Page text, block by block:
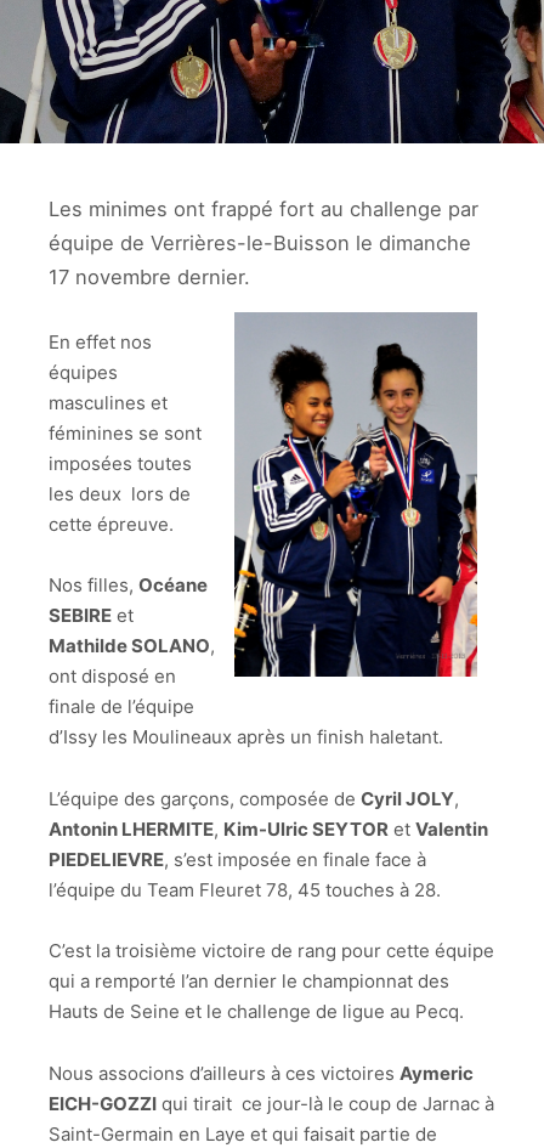
Les minimes ont frappé fort au challenge par
équipe de Verrières-le-Buisson le dimanche
17 novembre dernier.
En effet nos
équipes
masculines et
féminines se sont
imposées toutes
les deux lors de
cette épreuve.
Nos filles, Océane
SEBIRE et
Mathilde SOLANO,
ont disposé en
finale de l’équipe
d’Issy les Moulineaux après un finish haletant.
L’équipe des garçons, composée de Cyril JOLY,
Antonin LHERMITE, Kim-Ulric SEYTOR et Valentin
PIEDELIEVRE, s’est imposée en finale face à
l’équipe du Team Fleuret 78, 45 touches à 28.
C’est la troisième victoire de rang pour cette équipe
qui a remporté l’an dernier le championnat des
Hauts de Seine et le challenge de ligue au Pecq.
Nous associons d’ailleurs à ces victoires Aymeric
EICH-GOZZI qui tirait ce jour-là le coup de Jarnac à
Saint-Germain en Laye et qui faisait partie de